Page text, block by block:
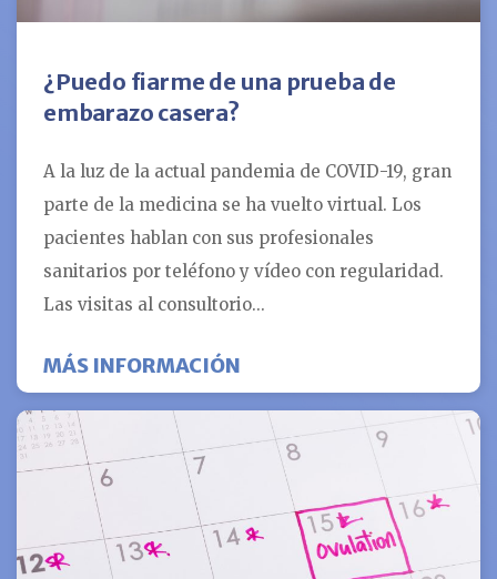
¿Puedo fiarme de una prueba de
embarazo casera?
A la luz de la actual pandemia de COVID-19, gran
parte de la medicina se ha vuelto virtual. Los
pacientes hablan con sus profesionales
sanitarios por teléfono y vídeo con regularidad.
Las visitas al consultorio...
MÁS INFORMACIÓN